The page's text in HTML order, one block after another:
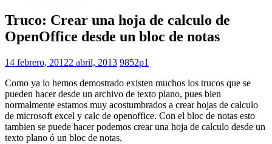
Truco: Crear una hoja de calculo de
OpenOffice desde un bloc de notas
14 febrero, 20122 abril, 2013 9852p1
Como ya lo hemos demostrado existen muchos los trucos que se
pueden hacer desde un archivo de texto plano, pues bien
normalmente estamos muy acostumbrados a crear hojas de calculo
de microsoft excel y calc de openoffice. Con el bloc de notas esto
tambien se puede hacer podemos crear una hoja de calculo desde un
texto plano ó un bloc de notas.